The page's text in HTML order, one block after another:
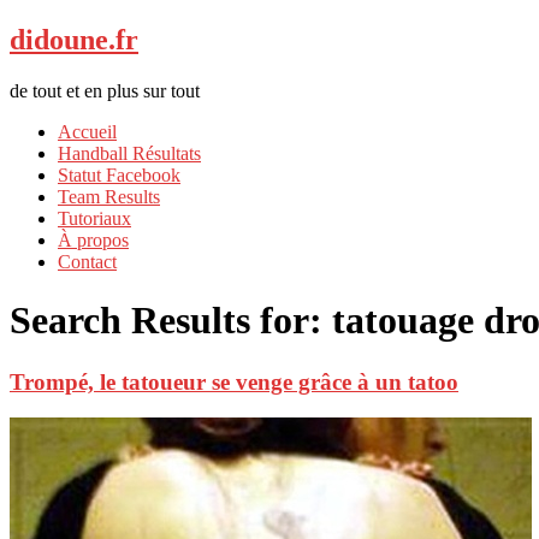
didoune.fr
de tout et en plus sur tout
Accueil
Handball Résultats
Statut Facebook
Team Results
Tutoriaux
À propos
Contact
Search Results for: tatouage
Trompé, le tatoueur se venge grâce à un tatoo